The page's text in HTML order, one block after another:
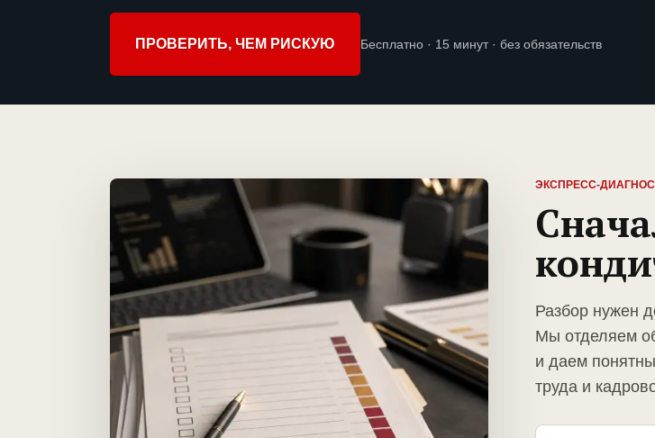
ПРОВЕРИТЬ, ЧЕМ РИСКУЮ Бесплатно · 15 минут · без обязательств
ЭКСПРЕСС-
Разбор нужен
Мы отделяем
и даем
труда и